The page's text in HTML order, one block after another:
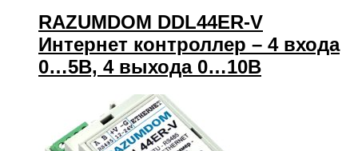
RAZUMDOM DDL44ER-V
Интернет контроллер – 4 входа
0…5В, 4 выхода 0…10В